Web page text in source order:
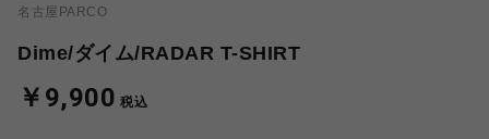
名古屋PARCO
Dime/ダイム/RADAR T-SHIRT
￥9,900 税込